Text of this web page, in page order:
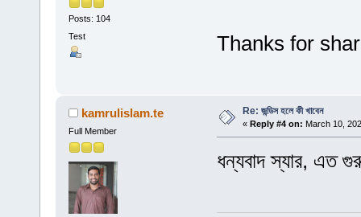
Posts: 104
Test
Thanks for
kamrulislam.te
Full Member
Re: জন্ডিস হলে কী খাবেন
« Reply #4 on: March 10,
ধন্যবাদ স্যার, এত